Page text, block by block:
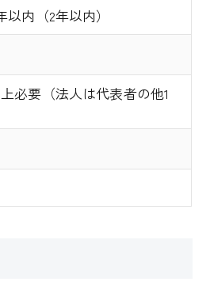
内（2年以内）
必要（法人は代表者の他1